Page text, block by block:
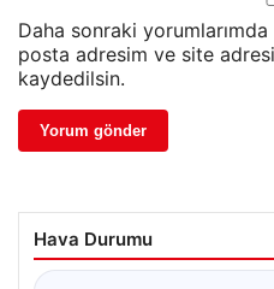
Daha sonraki yorumlarımda
posta adresim ve site
kaydedilsin.
Hava Durumu